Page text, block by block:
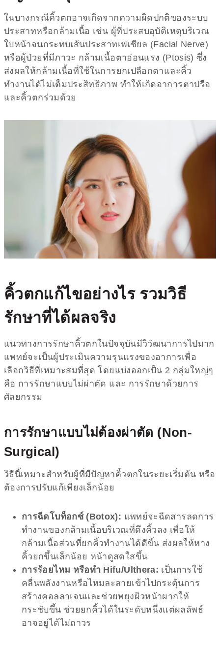
ในบางกรณีคิ้วตกอาจเกิดจากความผิดปกติของระบบ
ประสาทหรือกล้ามเนื้อ เช่น ผู้ที่ประสบอุบัติเหตุบริเวณ
ใบหน้าจนกระทบเส้นประสาทเฟเชียล (Facial Nerve)
หรือผู้ป่วยที่มีภาวะ กล้ามเนื้อตาอ่อนแรง (Ptosis) ซึ่ง
ส่งผลให้กล้ามเนื้อที่ใช้ในการยกเปลือกตาและคิ้ว
ทำงานได้ไม่เต็มประสิทธิภาพ ทำให้เกิดอาการตาปรือ
และคิ้วตกร่วมด้วย
คิ้วตกแก้ไขอย่างไร รวมวิธี
รักษาที่ได้ผลจริง
แนวทางการรักษาคิ้วตกในปัจจุบันมีวิวัฒนาการไปมาก
แพทย์จะเป็นผู้ประเมินความรุนแรงของอาการเพื่อ
เลือกวิธีที่เหมาะสมที่สุด โดยแบ่งออกเป็น 2 กลุ่มใหญ่ๆ
คือ การรักษาแบบไม่ผ่าตัด และ การรักษาด้วยการ
ศัลยกรรม
การรักษาแบบไม่ต้องผ่าตัด (Non-
Surgical)
วิธีนี้เหมาะสำหรับผู้ที่มีปัญหาคิ้วตกในระยะเริ่มต้น หรือ
ต้องการปรับแก้เพียงเล็กน้อย
การฉีดโบท็อกซ์ (Botox): แพทย์จะฉีดสารลดการ
ทำงานของกล้ามเนื้อบริเวณที่ดึงคิ้วลง เพื่อให้
กล้ามเนื้อส่วนที่ยกคิ้วทำงานได้ดีขึ้น ส่งผลให้หาง
คิ้วยกขึ้นเล็กน้อย หน้าดูสดใสขึ้น
การร้อยไหม หรือทำ Hifu/Ulthera: เป็นการใช้
คลื่นพลังงานหรือไหมละลายเข้าไปกระตุ้นการ
สร้างคอลลาเจนและช่วยพยุงผิวหน้าผากให้
กระชับขึ้น ช่วยยกคิ้วได้ในระดับหนึ่งแต่ผลลัพธ์
อาจอยู่ได้ไม่ถาวร